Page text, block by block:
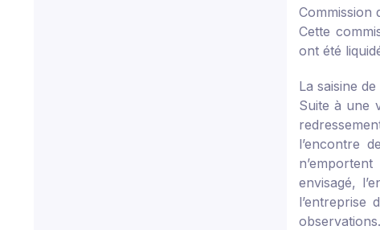
Commission
Cette
ont été
La saisine
Suite à une
l’encontre
envisagé,
l’entreprise